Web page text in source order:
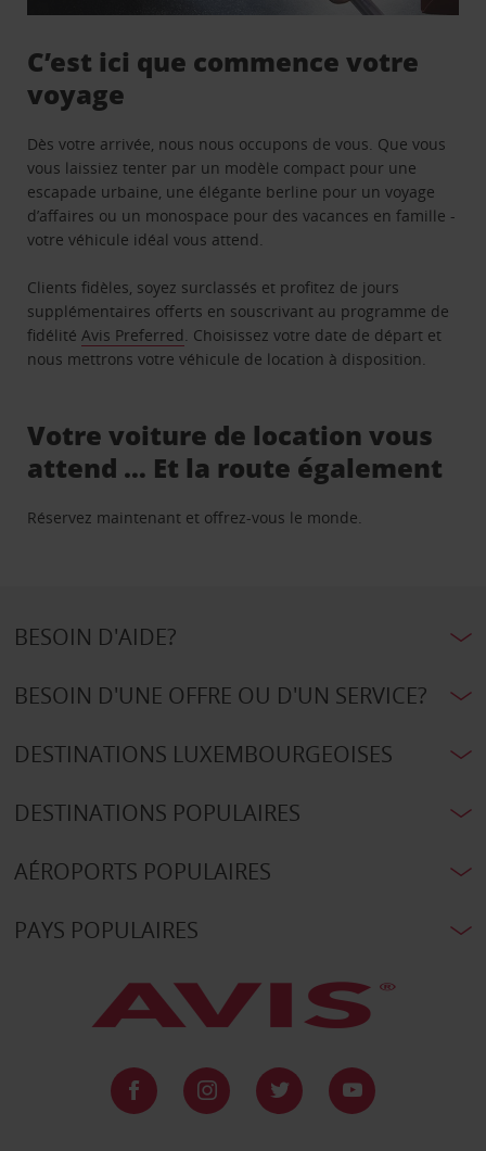
C’est ici que commence votre
voyage
Dès votre arrivée, nous nous occupons de vous. Que vous
vous laissiez tenter par un modèle compact pour une
escapade urbaine, une élégante berline pour un voyage
d’affaires ou un monospace pour des vacances en famille -
votre véhicule idéal vous attend.
Clients fidèles, soyez surclassés et profitez de jours
supplémentaires offerts en souscrivant au programme de
fidélitéAvis Preferred. Choisissez votre date de départ et
nous mettrons votre véhicule de location à disposition.
Votre voiture de location vous
attend … Et la route également
Réservez maintenant et offrez-vous le monde.
BESOIN D'AIDE?
BESOIN D'UNE OFFRE OU D'UN SERVICE?
DESTINATIONS LUXEMBOURGEOISES
DESTINATIONS POPULAIRES
AÉROPORTS POPULAIRES
PAYS POPULAIRES